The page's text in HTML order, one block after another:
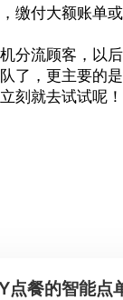
缴付大额账单
分流顾客，以
了，更主要的
刻就去试试呢！
点餐的智能点